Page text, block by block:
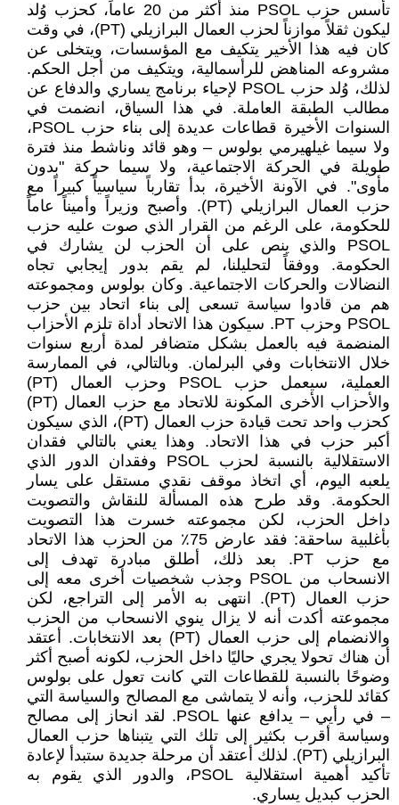
تأسس حزب PSOL منذ أكثر من 20 عاماً، كحزب وُلد
ليكون ثقلاً موازناً لحزب العمال البرازيلي (PT)، في وقت
كان فيه هذا الأخير يتكيف مع المؤسسات، ويتخلى عن
مشروعه المناهض للرأسمالية، ويتكيف من أجل الحكم.
لذلك، وُلد حزب PSOL لإحياء برنامج يساري والدفاع عن
مطالب الطبقة العاملة. في هذا السياق، انضمت في
السنوات الأخيرة قطاعات عديدة إلى بناء حزب PSOL،
ولا سيما غيلهيرمي بولوس – وهو قائد وناشط منذ فترة
طويلة في الحركة الاجتماعية، ولا سيما حركة "بدون
مأوى". في الآونة الأخيرة، بدأ تقارباً سياسياً كبيراً مع
حزب العمال البرازيلي (PT). وأصبح وزيراً وأميناً عاماً
للحكومة، على الرغم من القرار الذي صوت عليه حزب
PSOL والذي ينص على أن الحزب لن يشارك في
الحكومة. ووفقاً لتحليلنا، لم يقم بدور إيجابي تجاه
النضالات والحركات الاجتماعية. وكان بولوس ومجموعته
هم من قادوا سياسة تسعى إلى بناء اتحاد بين حزب
PSOL وحزب PT. سيكون هذا الاتحاد أداة تلزم الأحزاب
المنضمة فيه بالعمل بشكل متضافر لمدة أربع سنوات
خلال الانتخابات وفي البرلمان. وبالتالي، في الممارسة
العملية، سيعمل حزب PSOL وحزب العمال (PT)
والأحزاب الأخرى المكونة للاتحاد مع حزب العمال (PT)
كحزب واحد تحت قيادة حزب العمال (PT)، الذي سيكون
أكبر حزب في هذا الاتحاد. وهذا يعني بالتالي فقدان
الاستقلالية بالنسبة لحزب PSOL وفقدان الدور الذي
يلعبه اليوم، أي اتخاذ موقف نقدي مستقل على يسار
الحكومة. وقد طرح هذه المسألة للنقاش والتصويت
داخل الحزب، لكن مجموعته خسرت هذا التصويت
بأغلبية ساحقة: فقد عارض 75٪ من الحزب هذا الاتحاد
مع حزب PT. بعد ذلك، أطلق مبادرة تهدف إلى
الانسحاب من PSOL وجذب شخصيات أخرى معه إلى
حزب العمال (PT). انتهى به الأمر إلى التراجع، لكن
مجموعته أكدت أنه لا يزال ينوي الانسحاب من الحزب
والانضمام إلى حزب العمال (PT) بعد الانتخابات. أعتقد
أن هناك تحولا يجري حاليًا داخل الحزب، لكونه أصبح أكثر
وضوحًا بالنسبة للقطاعات التي كانت تعول على بولوس
كقائد للحزب، وأنه لا يتماشى مع المصالح والسياسة التي
– في رأيي – يدافع عنها PSOL. لقد انحاز إلى مصالح
وسياسة أقرب بكثير إلى تلك التي يتبناها حزب العمال
البرازيلي (PT). لذلك أعتقد أن مرحلة جديدة ستبدأ لإعادة
تأكيد أهمية استقلالية PSOL، والدور الذي يقوم به
الحزب كبديل يساري.